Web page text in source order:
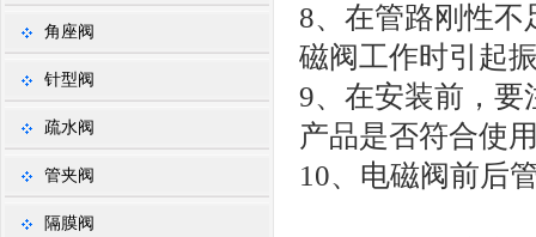
角座阀
针型阀
疏水阀
管夹阀
隔膜阀
8、在管路刚性
磁阀工作时引起
9、在安装前，要
产品是否符合使
10、电磁阀前后